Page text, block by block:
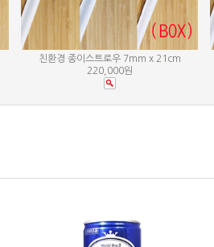
친환경 종이스트로우 7mm x 21cm
220,000원